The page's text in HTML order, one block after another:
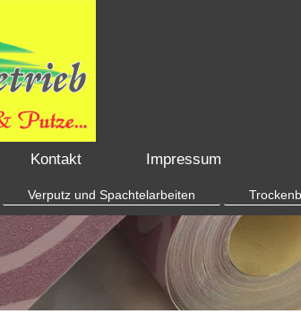
Kontakt Impressum
Verputz und Spachtelarbeiten